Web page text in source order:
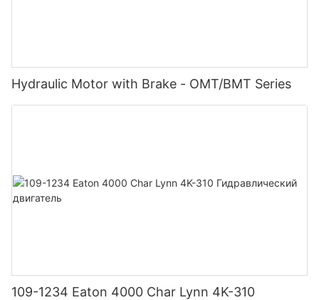
Hydraulic Motor with Brake - OMT/BMT Series
109-1234 Eaton 4000 Char Lynn 4K-310